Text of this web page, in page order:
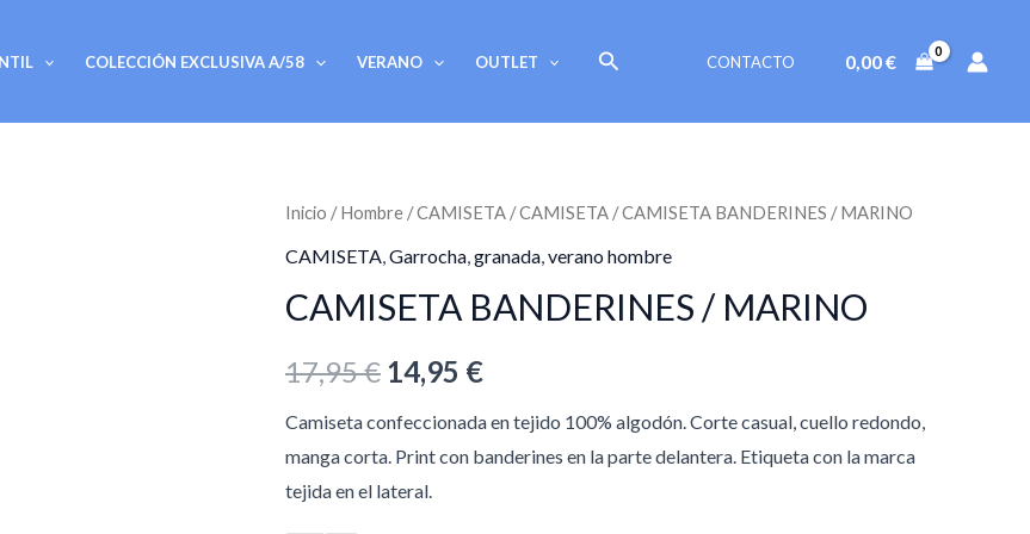
COLECCIÓN EXCLUSIVA A/58 VERANO OUTLET Buscar CONTACTO 0,00€
Inicio /Hombre /CAMISETA /CAMISETA / CAMISETA BANDERINES / MARINO
CAMISETA Garrocha granada verano hombre
CAMISETA BANDERINES / MARINO
17,95€
El
precio
original
era:
17,95 €.
14,95 €
El
precio
actual
es:
14,95 €.
Camiseta confeccionada en tejido 100% algodón. Corte casual, cuello redondo,
manga corta. Print con banderines en la parte delantera. Etiqueta con la marca
tejida en el lateral.
CAMISETA
BANDERINES
MARINO
era: